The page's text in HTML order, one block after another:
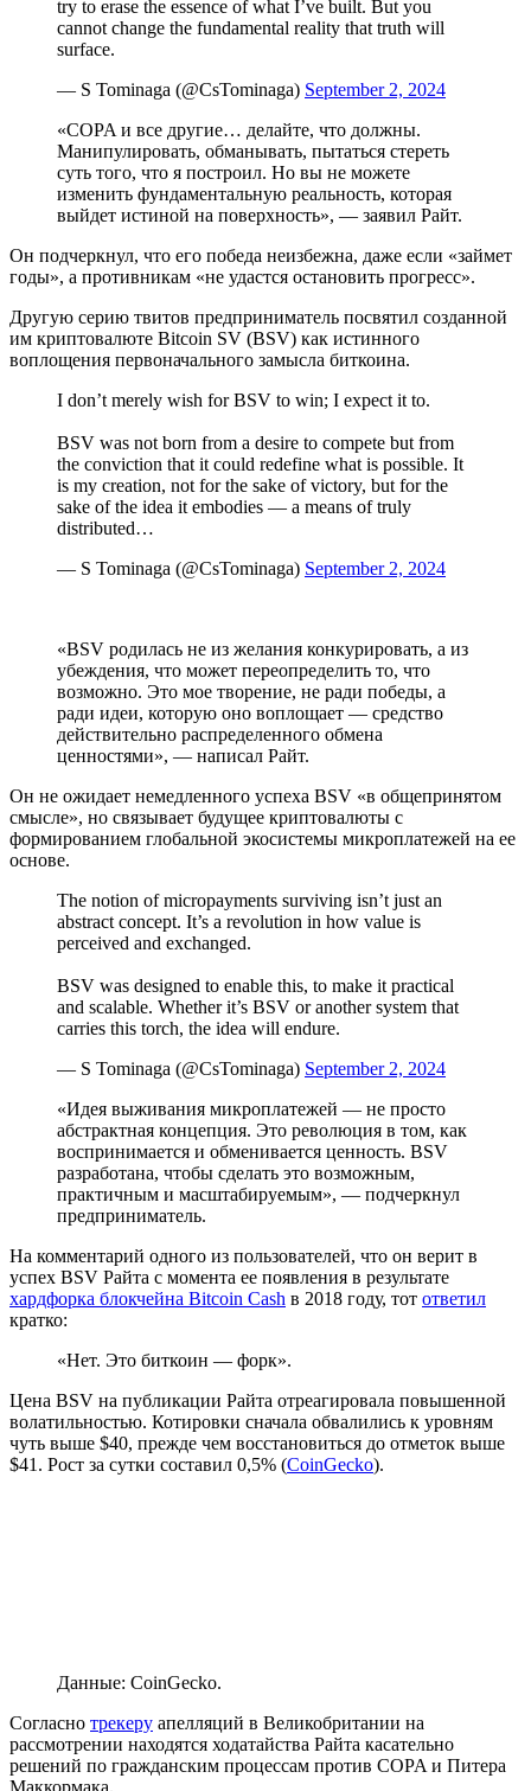
try to erase the essence of what I’ve built. But you
cannot change the fundamental reality that truth will
surface.
— S Tominaga (@CsTominaga) September 2, 2024
«COPA и все другие… делайте, что должны.
Манипулировать, обманывать, пытаться стереть
суть того, что я построил. Но вы не можете
изменить фундаментальную реальность, которая
выйдет истиной на поверхность», — заявил Райт.
Он подчеркнул, что его победа неизбежна, даже если «займет
годы», а противникам «не удастся остановить прогресс».
Другую серию твитов предприниматель посвятил созданной
им криптовалюте Bitcoin SV (BSV) как истинного
воплощения первоначального замысла биткоина.
I don’t merely wish for BSV to win; I expect it to.
BSV was not born from a desire to compete but from
the conviction that it could redefine what is possible. It
is my creation, not for the sake of victory, but for the
sake of the idea it embodies — a means of truly
distributed…
— S Tominaga (@CsTominaga) September 2, 2024
«BSV родилась не из желания конкурировать, а из
убеждения, что может переопределить то, что
возможно. Это мое творение, не ради победы, а
ради идеи, которую оно воплощает — средство
действительно распределенного обмена
ценностями», — написал Райт.
Он не ожидает немедленного успеха BSV «в общепринятом
смысле», но связывает будущее криптовалюты с
формированием глобальной экосистемы микроплатежей на ее
основе.
The notion of micropayments surviving isn’t just an
abstract concept. It’s a revolution in how value is
perceived and exchanged.
BSV was designed to enable this, to make it practical
and scalable. Whether it’s BSV or another system that
carries this torch, the idea will endure.
— S Tominaga (@CsTominaga) September 2, 2024
«Идея выживания микроплатежей — не просто
абстрактная концепция. Это революция в том, как
воспринимается и обменивается ценность. BSV
разработана, чтобы сделать это возможным,
практичным и масштабируемым», — подчеркнул
предприниматель.
На комментарий одного из пользователей, что он верит в
успех BSV Райта с момента ее появления в результате
хардфорка блокчейна Bitcoin Cash в 2018 году, тот ответил
кратко:
«Нет. Это биткоин — форк».
Цена BSV на публикации Райта отреагировала повышенной
волатильностью. Котировки сначала обвалились к уровням
чуть выше $40, прежде чем восстановиться до отметок выше
$41. Рост за сутки составил 0,5% (CoinGecko).
Данные: CoinGecko.
Согласно трекеру апелляций в Великобритании на
рассмотрении находятся ходатайства Райта касательно
решений по гражданским процессам против COPA и Питера
Маккормака.